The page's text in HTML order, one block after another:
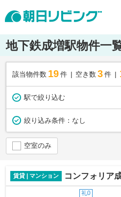
地下鉄成増駅物件一
該当物件数 19件 空き数 3 件
駅で絞り込む
絞り込み条件： なし
空室のみ
賃貸 | マンション コンフォリア
礼0